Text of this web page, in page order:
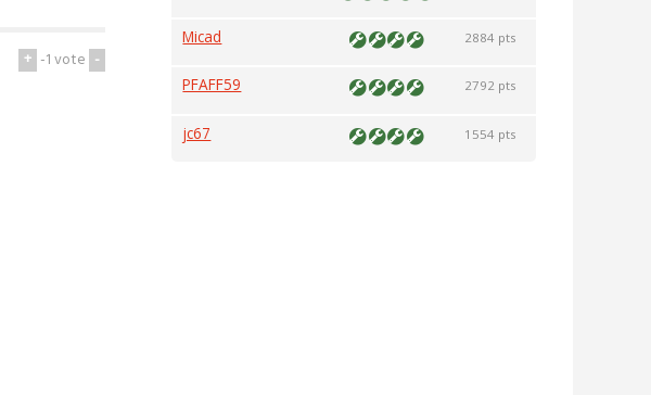
+ -1vote -
Micad 2884 pts
PFAFF59 2792 pts
jc67 1554 pts